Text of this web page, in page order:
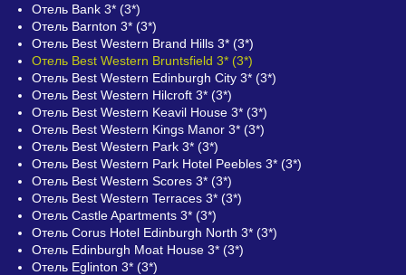
Отель Bank 3* (3*)
Отель Barnton 3* (3*)
Отель Best Western Brand Hills 3* (3*)
Отель Best Western Bruntsfield 3* (3*)
Отель Best Western Edinburgh City 3* (3*)
Отель Best Western Hilcroft 3* (3*)
Отель Best Western Keavil House 3* (3*)
Отель Best Western Kings Manor 3* (3*)
Отель Best Western Park 3* (3*)
Отель Best Western Park Hotel Peebles 3* (3*)
Отель Best Western Scores 3* (3*)
Отель Best Western Terraces 3* (3*)
Отель Castle Apartments 3* (3*)
Отель Corus Hotel Edinburgh North 3* (3*)
Отель Edinburgh Moat House 3* (3*)
Отель Eglinton 3* (3*)